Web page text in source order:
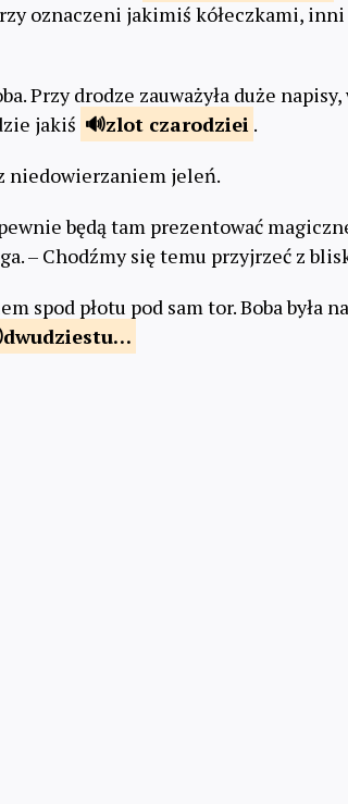
oznaczeni jakimiś kółeczkami,
Przy drodze zauważyła duże napisy,
jakiś
zlot czarodziei .
niedowierzaniem jeleń.
będą tam prezentować
– Chodźmy się temu przyjrzeć z
spod płotu pod sam tor. Boba była
dwudziestu…